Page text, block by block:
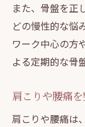
また、骨盤を正
どの慢性的な悩
ワーク中心の方
よる定期的な骨
肩こりや腰痛
肩こりや腰痛は